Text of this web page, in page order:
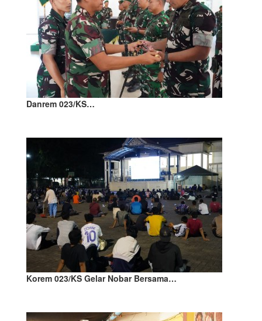
Danrem 023/KS…
Korem 023/KS Gelar Nobar Bersama…